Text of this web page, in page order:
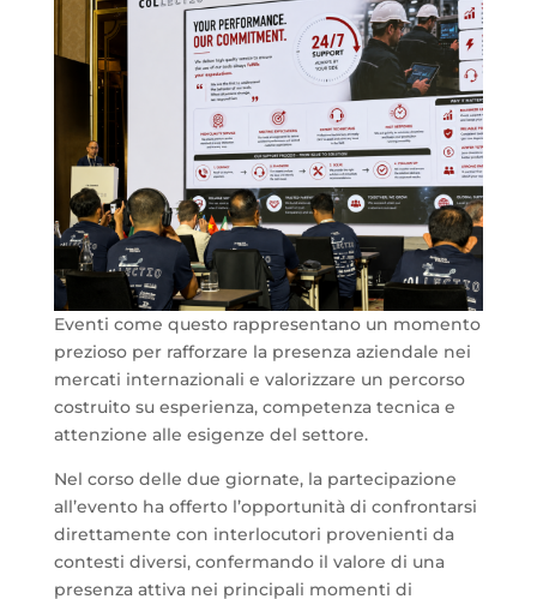
Eventi come questo rappresentano un momento
prezioso per rafforzare la presenza aziendale nei
mercati internazionali e valorizzare un percorso
costruito su esperienza, competenza tecnica e
attenzione alle esigenze del settore.
Nel corso delle due giornate, la partecipazione
all’evento ha offerto l’opportunità di confrontarsi
direttamente con interlocutori provenienti da
contesti diversi, confermando il valore di una
presenza attiva nei principali momenti di